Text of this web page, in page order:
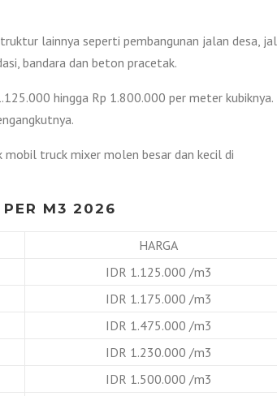
lainnya seperti pembangunan jalan desa,
bandara dan beton pracetak.
hingga Rp 1.800.000 per meter kubiknya.
truck mixer molen besar dan kecil di
PER M3 2026
HARGA
IDR 1.125.000 /m3
IDR 1.175.000 /m3
IDR 1.475.000 /m3
IDR 1.230.000 /m3
IDR 1.500.000 /m3